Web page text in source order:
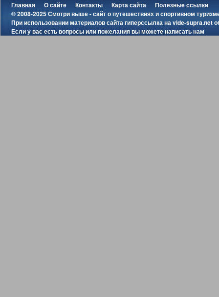
Главная О сайте Контакты Карта сайта
Полезные ссылки
© 2008-2025 Смотри выше - сайт о путешествиях и спортивном
При использовании материалов сайта гиперссылка наvide-supra.net
Если у вас есть вопросы или пожелания вы можетенаписать нам